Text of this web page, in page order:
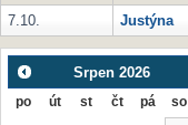
7.10.
Justýna
Srpen 2026
po út st čt pá so